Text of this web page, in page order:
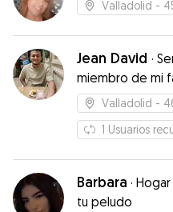
Valladolid -
Jean David ·
miembro de mi
Valladolid -
1 Usuarios
Barbara ·
tu peludo